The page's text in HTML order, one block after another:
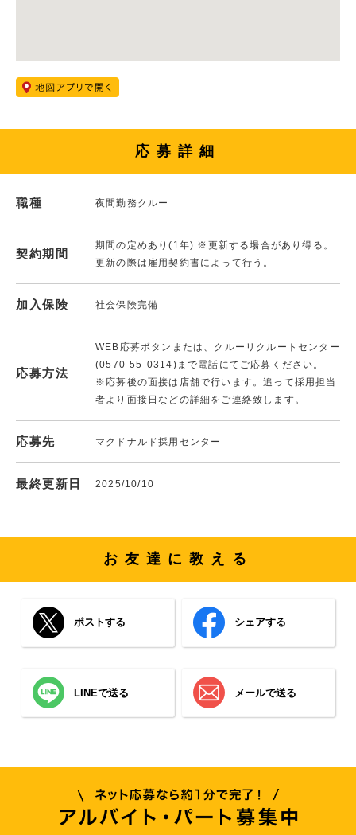
応募詳細
職種 夜間勤務クルー
契約期間
期間の定めあり(1年) ※更新する場合があり得る。
更新の際は雇用契約書によって行う。
加入保険 社会保険完備
応募方法
WEB応募ボタンまたは、クルーリクルートセンター
(0570-55-0314)まで電話にてご応募ください。
※応募後の面接は店舗で行います。追って採用担当
者より面接日などの詳細をご連絡致します。
応募先 マクドナルド採用センター
最終更新日 2025/10/10
お友達に教える
ポストする シェアする
LINEで送る メールで送る